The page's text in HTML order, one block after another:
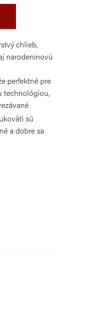
chlieb,
narodeninovú
perfektné pre
technológiou,
sú
a dobre sa